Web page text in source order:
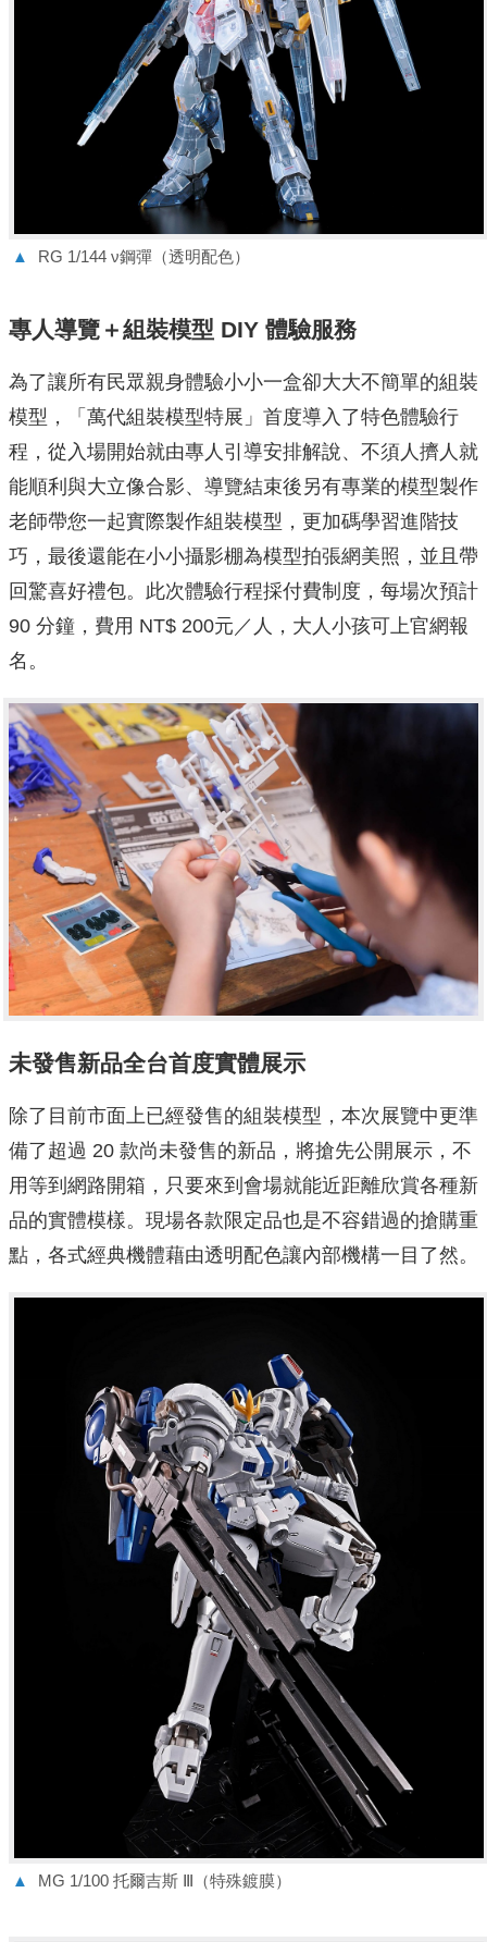
▲ RG 1/144 ν鋼彈（透明配色）
專人導覽＋組裝模型 DIY 體驗服務
為了讓所有民眾親身體驗小小一盒卻大大不簡單的組裝
模型，「萬代組裝模型特展」首度導入了特色體驗行
程，從入場開始就由專人引導安排解說、不須人擠人就
能順利與大立像合影、導覽結束後另有專業的模型製作
老師帶您一起實際製作組裝模型，更加碼學習進階技
巧，最後還能在小小攝影棚為模型拍張網美照，並且帶
回驚喜好禮包。此次體驗行程採付費制度，每場次預計
90 分鐘，費用 NT$ 200元／人，大人小孩可上官網報
名。
未發售新品全台首度實體展示
除了目前市面上已經發售的組裝模型，本次展覽中更準
備了超過 20 款尚未發售的新品，將搶先公開展示，不
用等到網路開箱，只要來到會場就能近距離欣賞各種新
品的實體模樣。現場各款限定品也是不容錯過的搶購重
點，各式經典機體藉由透明配色讓內部機構一目了然。
▲ MG 1/100 托爾吉斯 Ⅲ（特殊鍍膜）